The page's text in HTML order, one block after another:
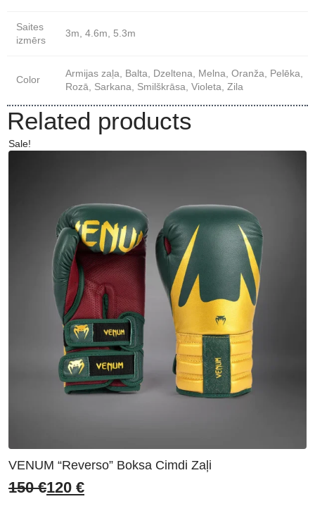
Saites
izmērs
3m, 4.6m, 5.3m
Color
Armijas zaļa, Balta, Dzeltena, Melna, Oranža, Pelēka,
Rozā, Sarkana, Smilškrāsa, Violeta, Zila
Related products
Sale!
VENUM “Reverso” Boksa Cimdi Zaļi
150€
Original
120 €
Current